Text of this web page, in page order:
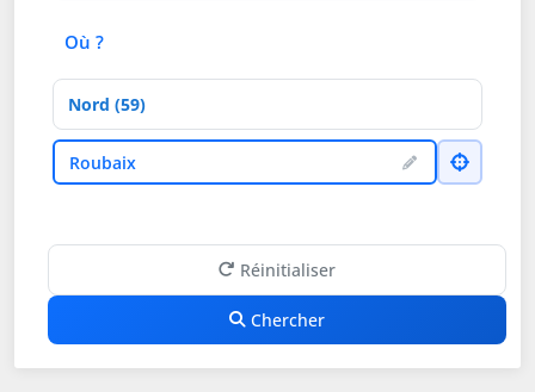
Où ?
Département
VilleRoubaix
Réinitialiser
Chercher